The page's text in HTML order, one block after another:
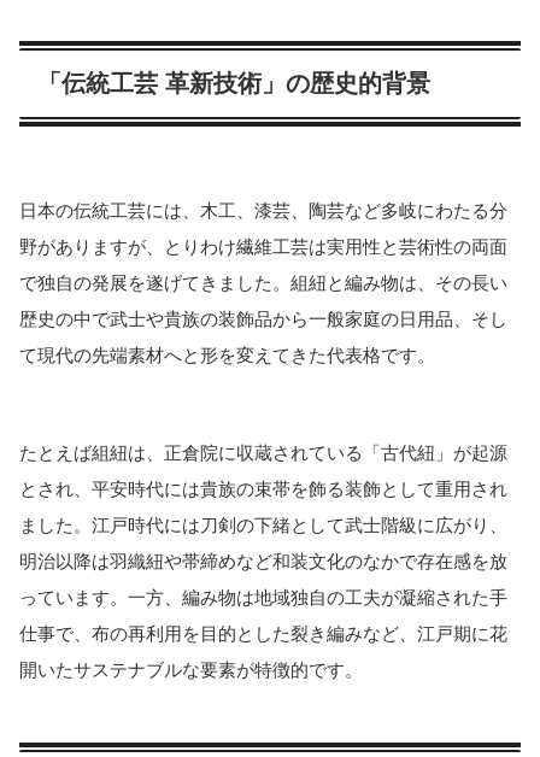
「伝統工芸 革新技術」の歴史的背景
日本の伝統工芸には、木工、漆芸、陶芸など多岐にわたる分
野がありますが、とりわけ繊維工芸は実用性と芸術性の両面
で独自の発展を遂げてきました。組紐と編み物は、その長い
歴史の中で武士や貴族の装飾品から一般家庭の日用品、そし
て現代の先端素材へと形を変えてきた代表格です。
たとえば組紐は、正倉院に収蔵されている「古代紐」が起源
とされ、平安時代には貴族の束帯を飾る装飾として重用され
ました。江戸時代には刀剣の下緒として武士階級に広がり、
明治以降は羽織紐や帯締めなど和装文化のなかで存在感を放
っています。一方、編み物は地域独自の工夫が凝縮された手
仕事で、布の再利用を目的とした裂き編みなど、江戸期に花
開いたサステナブルな要素が特徴的です。